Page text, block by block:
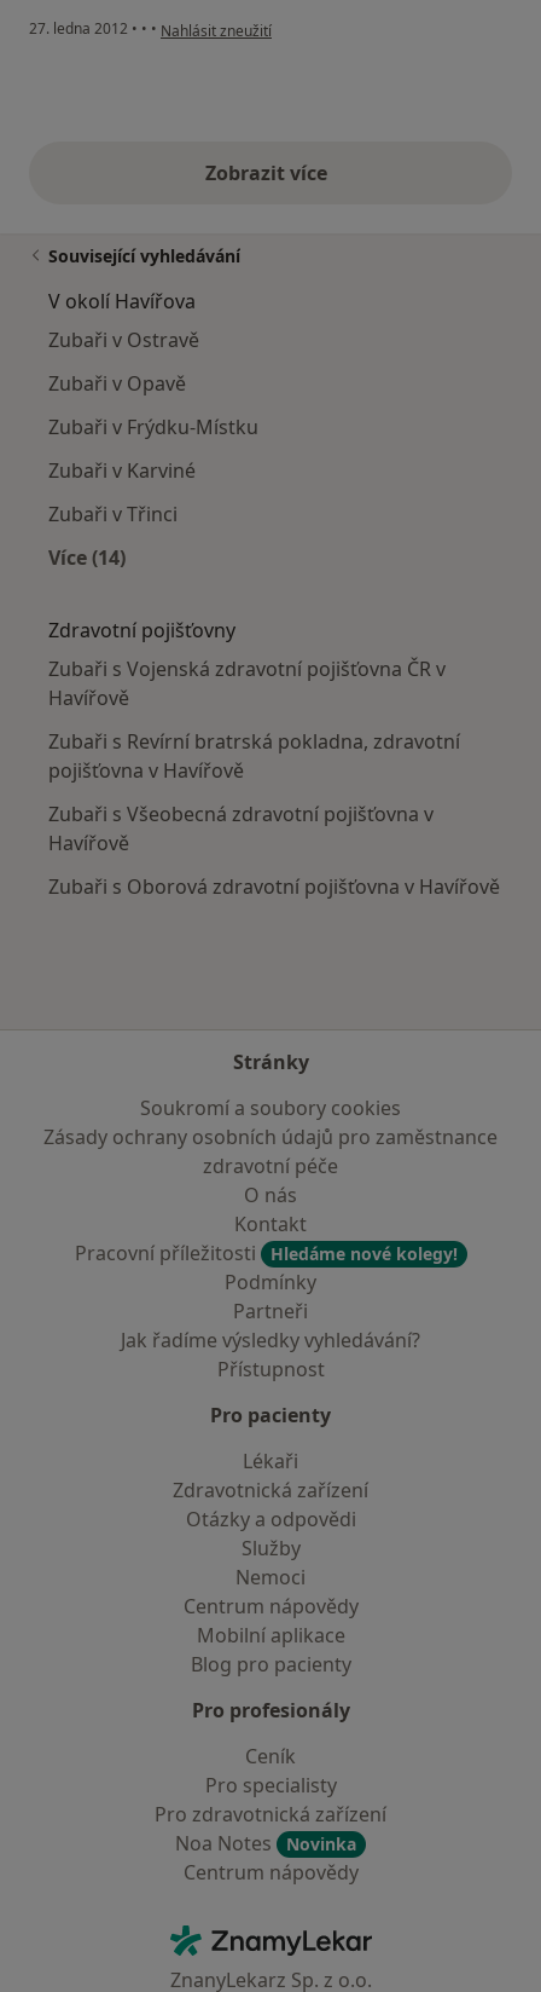
27. ledna 2012 • • • podle názoru uživatele anonymní
Nahlásit zneužití
Zobrazit vícevýše uvedené názory
Související vyhledávání
V okolí Havířova
Zubaři v Ostravě
Zubaři v Opavě
Zubaři v Frýdku-Místku
Zubaři v Karviné
Zubaři v Třinci
Více (14)
Zdravotní pojišťovny
Zubaři s Vojenská zdravotní pojišťovna ČR v
Havířově
Zubaři s Revírní bratrská pokladna, zdravotní
pojišťovna v Havířově
Zubaři s Všeobecná zdravotní pojišťovna v
Havířově
Zubaři s Oborová zdravotní pojišťovna v Havířově
Stránky
Soukromí a soubory cookies
Zásady ochrany osobních údajů pro zaměstnance
zdravotní péče
O nás
Kontakt
Pracovní příležitosti
Hledáme nové kolegy!
Podmínky
Partneři
Jak řadíme výsledky vyhledávání?
Přístupnost
Pro pacienty
Lékaři
Zdravotnická zařízení
Otázky a odpovědi
Služby
Nemoci
Centrum nápovědy
Mobilní aplikace
Blog pro pacienty
Pro profesionály
Ceník
Pro specialisty
Pro zdravotnická zařízení
Noa Notes
Novinka
Centrum nápovědy
ZnamyLekar - Hlavní stránka
ZnanyLekarz Sp. z o.o.